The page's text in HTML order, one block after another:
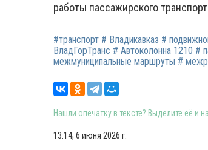
работы пассажирского
#транспорт # Владикавказ #
ВладГорТранс # Автоколонна 1210 #
межмуниципальные маршруты #
Нашли опечатку в тексте? Выделите её и
13:14, 6 июня 2026 г.